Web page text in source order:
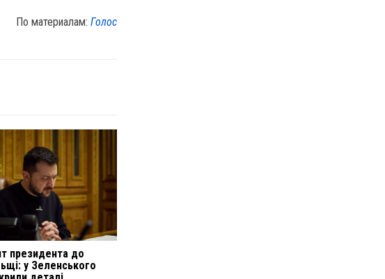
По материалам:Голос
президента до
у Зеленського